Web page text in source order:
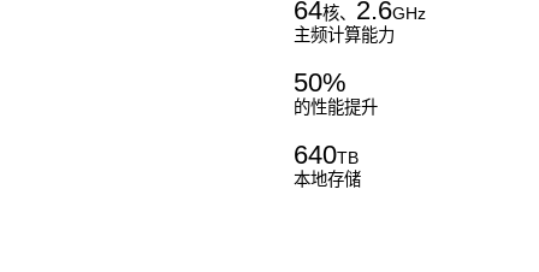
64核、 2.6GHz
主频计算能力
50%
的性能提升
640TB
本地存储